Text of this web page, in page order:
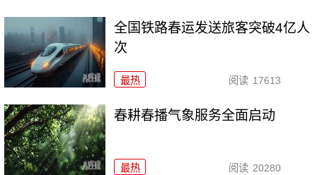
全国铁路春运发送旅客突破4亿人
次
最热 阅读 17613
春耕春播气象服务全面启动
最热 阅读 20280